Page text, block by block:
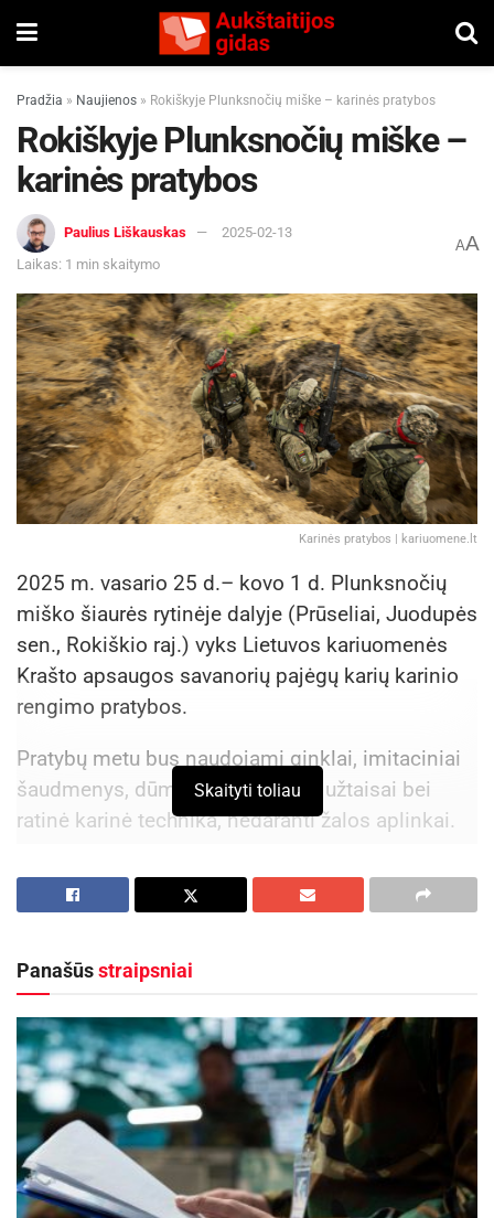
Pradžia » Naujienos » Rokiškyje Plunksnočių miške – karinės pratybos
Rokiškyje Plunksnočių miške –
karinės pratybos
Paulius Liškauskas
2025-02-13
Laikas: 1 min skaitymo
AA
Karinės pratybos | kariuomene.lt
2025 m. vasario 25 d.– kovo 1 d. Plunksnočių
miško šiaurės rytinėje dalyje (Prūseliai, Juodupės
sen., Rokiškio raj.) vyks Lietuvos kariuomenės
Krašto apsaugos savanorių pajėgų karių karinio
rengimo pratybos.
Pratybų metu bus naudojami ginklai, imitaciniai
šaudmenys, dūminiai ir garsiniai užtaisai bei
ratinė karinė technika, nedaranti žalos aplinkai.
Aktualios naujienos
2026-08-04
Rokiškio rajono policijos komisariatas šiais
metais sulaukė keturių naujų pareigūnų
2026-08-03
Asmuo kontaktams št. srž. Jogintas Jurskis, tel.
+370 658 82312.
Skaityti toliau
Panašūsstraipsniai